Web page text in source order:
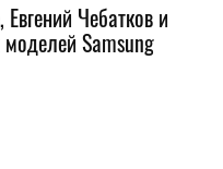
Чебатков и
Samsung